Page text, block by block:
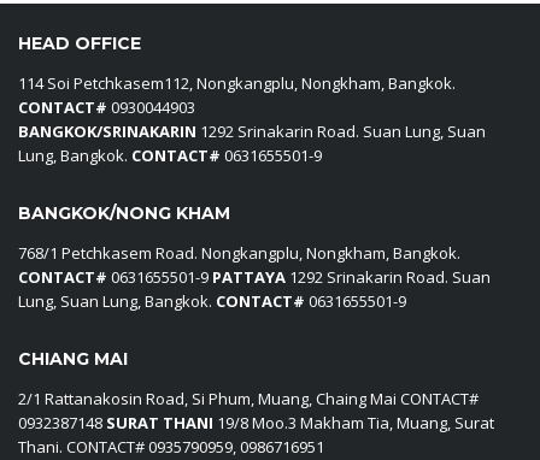
HEAD OFFICE
114 Soi Petchkasem112, Nongkangplu, Nongkham, Bangkok.
CONTACT# 0930044903
BANGKOK/SRINAKARIN 1292 Srinakarin Road. Suan Lung, Suan
Lung, Bangkok. CONTACT# 0631655501-9
BANGKOK/NONG KHAM
768/1 Petchkasem Road. Nongkangplu, Nongkham, Bangkok.
CONTACT# 0631655501-9 PATTAYA 1292 Srinakarin Road. Suan
Lung, Suan Lung, Bangkok. CONTACT# 0631655501-9
CHIANG MAI
2/1 Rattanakosin Road, Si Phum, Muang, Chaing Mai CONTACT#
0932387148 SURAT THANI 19/8 Moo.3 Makham Tia, Muang, Surat
Thani. CONTACT# 0935790959, 0986716951